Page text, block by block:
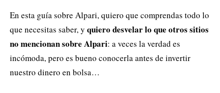
En esta guía sobre Alpari, quiero que comprendas todo lo
que necesitas saber, y quiero desvelar lo que otros sitios
no mencionan sobre Alpari: a veces la verdad es
incómoda, pero es bueno conocerla antes de invertir
nuestro dinero en bolsa…